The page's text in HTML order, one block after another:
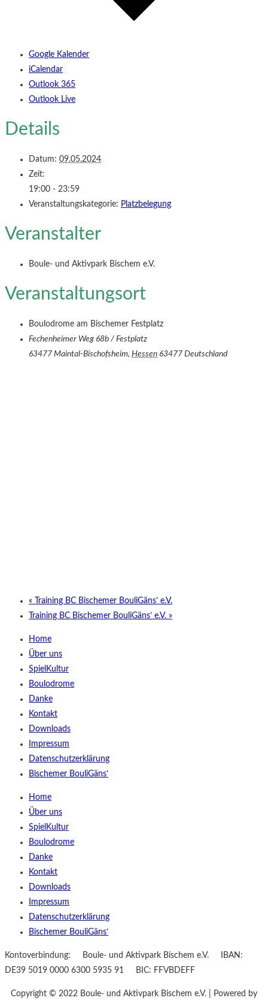
Google Kalender
iCalendar
Outlook 365
Outlook Live
Details
Datum: 09.05.2024
Zeit:
19:00 - 23:59
Veranstaltungskategorie: Platzbelegung
Veranstalter
Boule- und Aktivpark Bischem e.V.
Veranstaltungsort
Boulodrome am Bischemer Festplatz
Fechenheimer Weg 68b / Festplatz
63477 Maintal-Bischofsheim, Hessen 63477 Deutschland
« Training BC Bischemer BouliGäns’ e.V.
Training BC Bischemer BouliGäns’ e.V. »
Home
Über uns
SpielKultur
Boulodrome
Danke
Kontakt
Downloads
Impressum
Datenschutzerklärung
Bischemer BouliGäns‘
Home
Über uns
SpielKultur
Boulodrome
Danke
Kontakt
Downloads
Impressum
Datenschutzerklärung
Bischemer BouliGäns‘
Kontoverbindung: Boule- und Aktivpark Bischem e.V. IBAN:
DE39 5019 0000 6300 5935 91 BIC: FFVBDEFF
Copyright © 2022 Boule- und Aktivpark Bischem e.V. | Powered by